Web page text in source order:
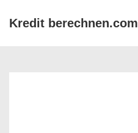
ZumKredit berechnen.com